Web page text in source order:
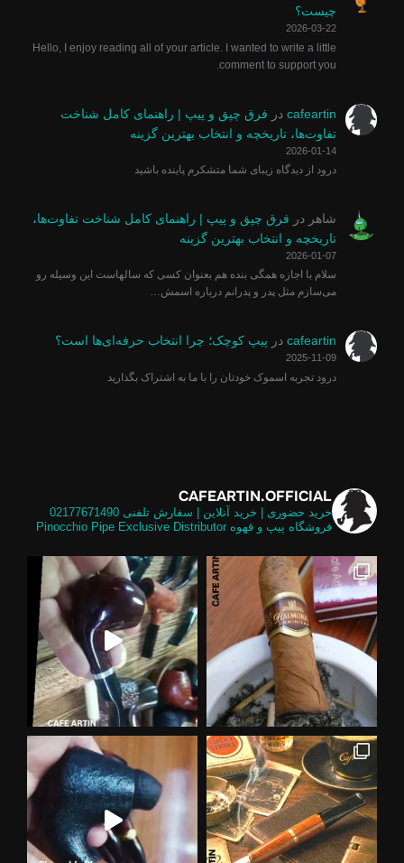
چیست؟
2026-03-22
Hello, I enjoy reading all of your article. I wanted to write a little
comment to support you.
cafeartin در فرق چپق و پیپ | راهنمای کامل شناخت
تفاوت‌ها، تاریخچه و انتخاب بهترین گزینه
2026-01-14
درود از دیدگاه زیبای شما متشکرم پاینده باشید
شاهر در فرق چپق و پیپ | راهنمای کامل شناخت تفاوت‌ها،
تاریخچه و انتخاب بهترین گزینه
2026-01-07
سلام با اجازه همگی بنده هم بعنوان کسی که سالهاست این وسیله رو
می‌سازم مثل پدر و پدرانم درباره اسمش…
cafeartin در پیپ کوچک؛ چرا انتخاب حرفه‌ای‌ها است؟
2025-11-09
درود تجربه اسموک خودتان را با ما به اشتراک بگذارید
CAFEARTIN.OFFICIAL
خرید حضوری | خرید آنلاین | سفارش تلفنی
فروشگاه پیپ و قهوه
استر پینوکیو پایپ درخشندگی عالی و
یکی از خاص ترین شیپ های موج